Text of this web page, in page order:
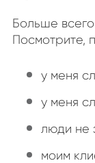
Больше
Посмотрите,
у меня
у меня
люди не
моим